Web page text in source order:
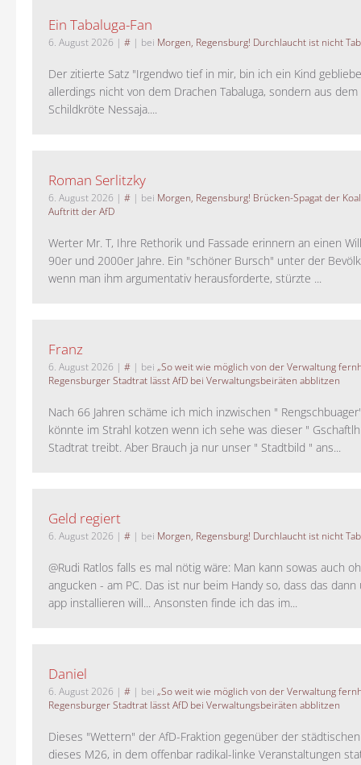
Ein Tabaluga-Fan
6. August 2026 | # | bei Morgen, Regensburg! Durchlaucht ist nicht
Der zitierte Satz "Irgendwo tief in mir, bin ich ein Kind
allerdings nicht von dem Drachen Tabaluga, sondern aus
Schildkröte Nessaja....
Roman Serlitzky
6. August 2026 | # | bei Morgen, Regensburg! Brücken-Spagat der
Auftritt der AfD
Werter Mr. T, Ihre Rethorik und Fassade erinnern an einen
90er und 2000er Jahre. Ein "schöner Bursch" unter der
wenn man ihm argumentativ herausforderte, stürzte ...
Franz
6. August 2026 | # | bei „So weit wie möglich von der Verwaltung
Regensburger Stadtrat lässt AfD bei Verwaltungsbeiräten abblitzen
Nach 66 Jahren schäme ich mich inzwischen "
könnte im Strahl kotzen wenn ich sehe was dieser "
Stadtrat treibt. Aber Brauch ja nur unser " Stadtbild " ans...
Geld regiert
6. August 2026 | # | bei Morgen, Regensburg! Durchlaucht ist nicht
@Rudi Ratlos falls es mal nötig wäre: Man kann sowas auch
angucken - am PC. Das ist nur beim Handy so, dass das
app installieren will... Ansonsten finde ich das im...
Daniel
6. August 2026 | # | bei „So weit wie möglich von der Verwaltung
Regensburger Stadtrat lässt AfD bei Verwaltungsbeiräten abblitzen
Dieses "Wettern" der AfD-Fraktion gegenüber der
dieses M26, in dem offenbar radikal-linke Veranstaltungen